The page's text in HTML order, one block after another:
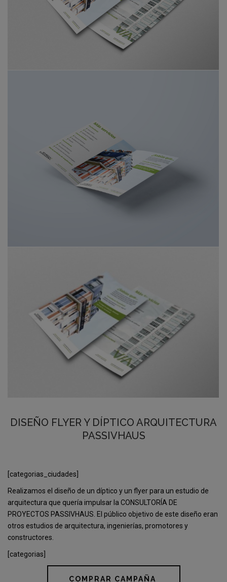
DISEÑO FLYER Y DÍPTICO ARQUITECTURA
PASSIVHAUS
[categorias_ciudades]
Realizamos el diseño de un díptico y un flyer para un estudio de
arquitectura que quería impulsar la CONSULTORÍA DE
PROYECTOS PASSIVHAUS. El público objetivo de este diseño eran
otros estudios de arquitectura, ingenierías, promotores y
constructores.
[categorias]
COMPRAR CAMPAÑA